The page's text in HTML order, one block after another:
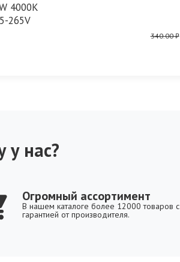
4000K
265V
340.00 ₽
у нас?
Огромный ассортимент
В нашем каталоге более 12000 товаров с
гарантией от производителя.